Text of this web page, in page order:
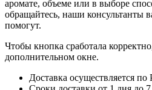
аромате, объеме или в выборе
обращайтесь, наши консультанты
помогут.
Чтобы кнопка сработала
дополнительном окне.
Доставка осуществляется по